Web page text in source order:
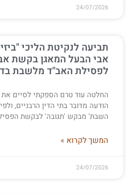
24/07/2026
תביעה לנקיטת הליכי
אבי הבעל המאגן בקשת
לפסילת האב"ד מלשבת
החלטה עוד טרם הספקתי לסיים
הודעה מדובר בתי הדין הרבניים,
השבת' מבקש 'תגובה' לבקשת
המשך לקרוא »
24/07/2026